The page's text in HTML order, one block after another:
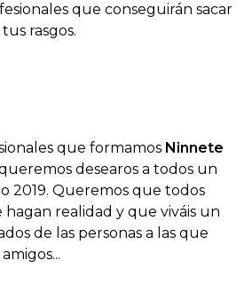
que conseguirán sacar
rasgos.
que formamos Ninnete
desearos a todos un
2019. Queremos que todos
hagan realidad y que viváis un
de las personas a las que